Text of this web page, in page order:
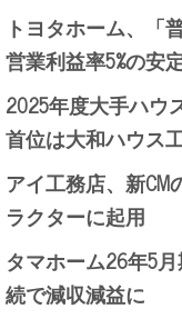
トヨタホーム、「
営業利益率5%の安
2025年度大手ハウ
首位は大和ハウス
アイ工務店、新
ラクターに起用
タマホーム26年5
続で減収減益に